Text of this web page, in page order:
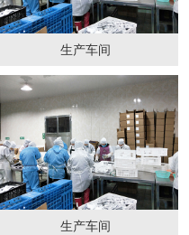
生产车间
生产车间